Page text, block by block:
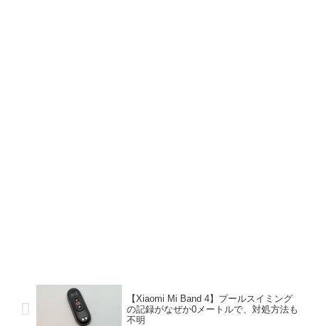
【Xiaomi Mi Band 4】プールスイミング
の記録がなぜか0メートルで、対処方法も
不明